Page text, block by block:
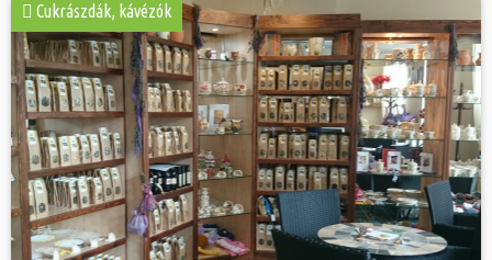
Cukrászdák, kávézók